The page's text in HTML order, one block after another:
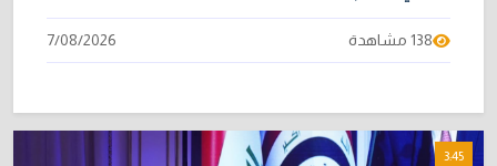
138 مشاهدة 7/08/2026
3:45